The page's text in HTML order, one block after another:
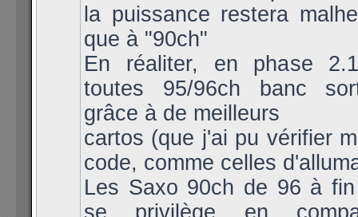
la puissance restera
que à "90ch"
En réaliter, en phase
toutes 95/96ch banc
grâce à de meilleurs
cartos (que j'ai pu vérifier
code, comme celles
Les Saxo 90ch de 96 à
se privilège en